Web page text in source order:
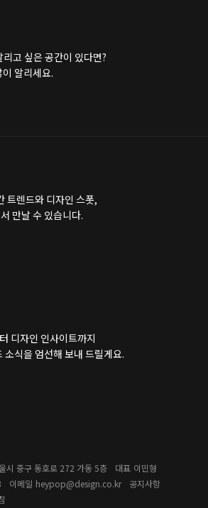
고 싶은 공간이 있다면?
알리세요.
트렌드와 디자인 스폿,
만날 수 있습니다.
디자인 인사이트까지
소식을 엄선해 보내 드릴게요.
시 중구 동호로 272 가동 5층 대표 이민형
이메일 heypop@design.co.kr
공지사항